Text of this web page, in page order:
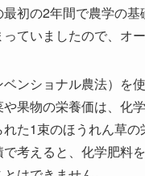
初の2年間で農学の
ていましたので、オ
ンショナル農法）を
や果物の栄養価は、化
れた1束のほうれん草
考えると、化学肥料